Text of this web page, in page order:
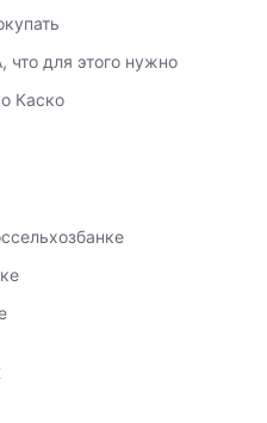
для этого нужно
Каско